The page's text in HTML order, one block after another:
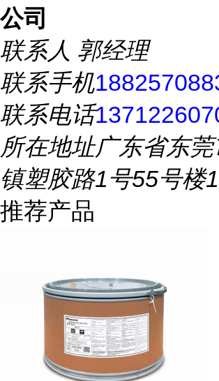
公司
联系人 郭经理
联系手机
联系电话
所在地址广东省东
镇塑胶路1号55号楼
推荐产品